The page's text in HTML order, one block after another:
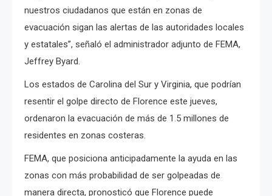
nuestros ciudadanos que están en zonas de
evacuación sigan las alertas de las autoridades locales
y estatales”, señaló el administrador adjunto de FEMA,
Jeffrey Byard.
Los estados de Carolina del Sur y Virginia, que podrían
resentir el golpe directo de Florence este jueves,
ordenaron la evacuación de más de 1.5 millones de
residentes en zonas costeras.
FEMA, que posiciona anticipadamente la ayuda en las
zonas con más probabilidad de ser golpeadas de
manera directa, pronosticó que Florence puede